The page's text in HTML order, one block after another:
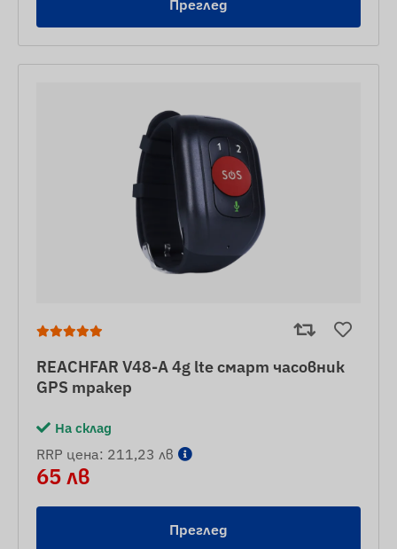
Преглед
REACHFAR V48-A 4g lte смарт часовник
GPS тракер
На склад
RRP цена: 211,23 лв
65 лв
Преглед